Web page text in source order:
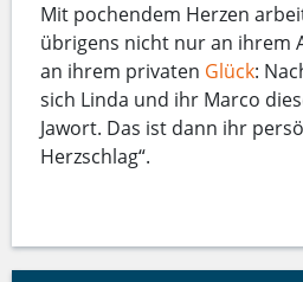
Mit pochendem Herzen
übrigens nicht nur an ihrem
an ihrem privaten Glück:
sich Linda und ihr Marco
Jawort. Das ist dann ihr
Herzschlag“.